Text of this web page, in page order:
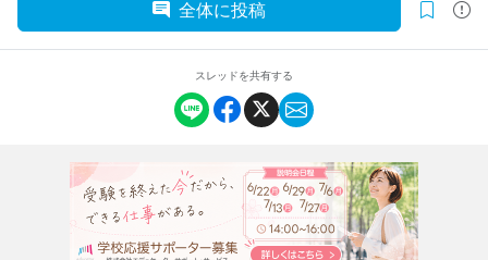
全体に投稿
スレッドを共有する